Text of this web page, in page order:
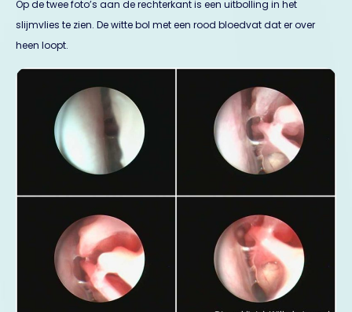
Op de twee foto’s aan de rechterkant is een uitbolling in het
slijmvlies te zien. De witte bol met een rood bloedvat dat er over
heen loopt.